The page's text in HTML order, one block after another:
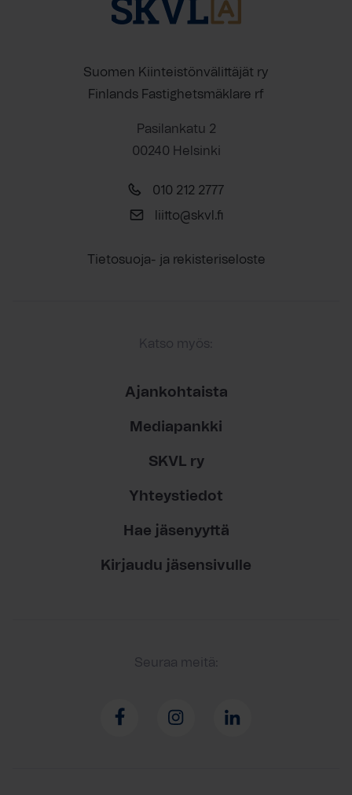
Suomen Kiinteistönvälittäjät ry
Finlands Fastighetsmäklare rf
Pasilankatu 2
00240 Helsinki
010 212 2777
liitto@skvl.fi
Tietosuoja- ja rekisteriseloste
Katso myös:
Ajankohtaista
Mediapankki
SKVL ry
Yhteystiedot
Hae jäsenyyttä
Kirjaudu jäsensivulle
Seuraa meitä: